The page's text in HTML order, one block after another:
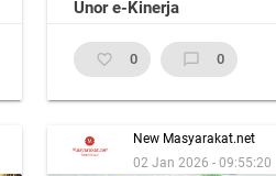
Unor e-Kinerja
favorite_border 0 chat_bubble_outline 0
New Masyarakat.net
02 Jan 2026 - 09:55:20